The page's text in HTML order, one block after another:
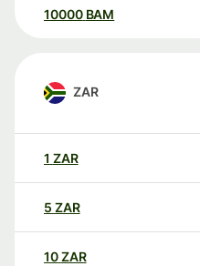
10000 BAM
ZAR
1 ZAR
5 ZAR
10ZAR